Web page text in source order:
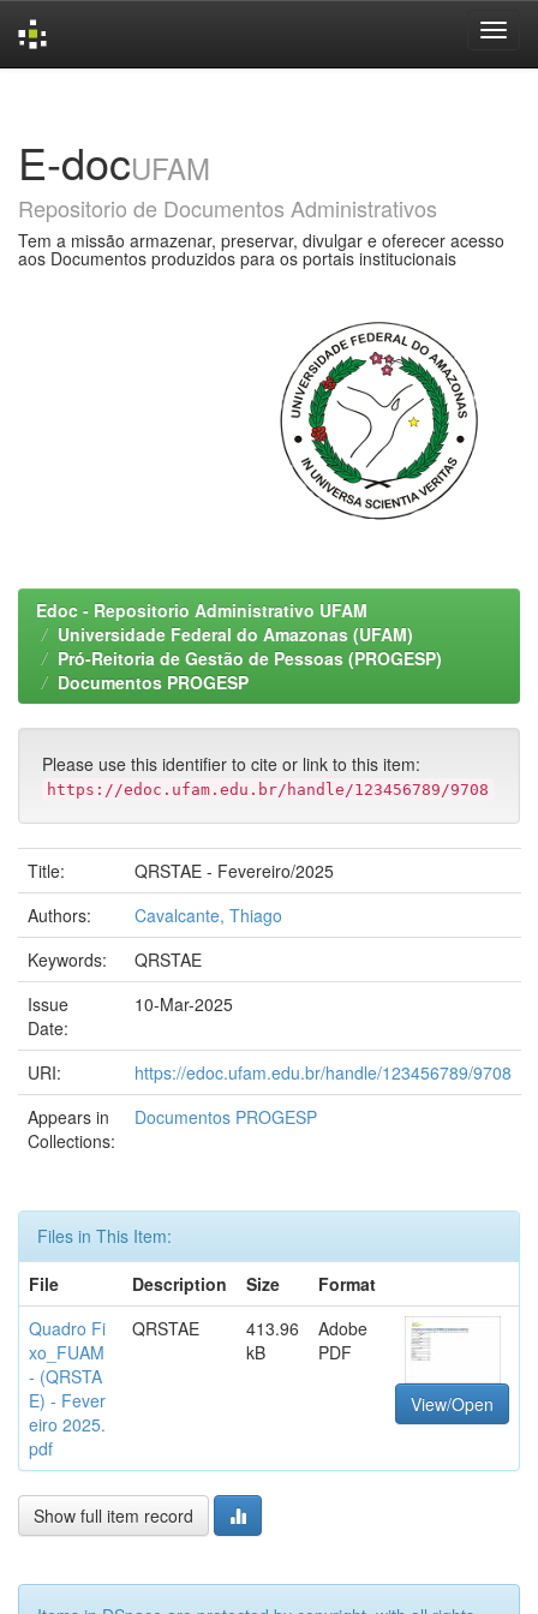
E-docUFAM
Repositorio de Documentos Administrativos
Tem a missão armazenar, preservar, divulgar e oferecer acesso
aos Documentos produzidos para os portais institucionais
Edoc - Repositorio Administrativo UFAM
Universidade Federal do Amazonas (UFAM)
Pró-Reitoria de Gestão de Pessoas (PROGESP)
Documentos PROGESP
Please use this identifier to cite or link to this item:
https://edoc.ufam.edu.br/handle/123456789/9708
Title:
QRSTAE - Fevereiro/2025
Authors:
Cavalcante, Thiago
Keywords:
QRSTAE
Issue
Date:
10-Mar-2025
URI:
https://edoc.ufam.edu.br/handle/123456789/9708
Appears in
Collections:
Documentos PROGESP
Files in This Item:
File
Description Size
Format
Quadro Fi
xo_FUAM
- (QRSTA
E) - Fever
eiro 2025.
pdf
QRSTAE
413.96
kB
Adobe
PDF
View/Open
Show full item record